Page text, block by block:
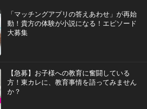
「マッチングアプリの答えあわせ」が再始
動！貴方の体験が小説になる！エピソード
大募集
【急募】お子様への教育に奮闘している
方！東カレに、教育事情を語ってみません
か？